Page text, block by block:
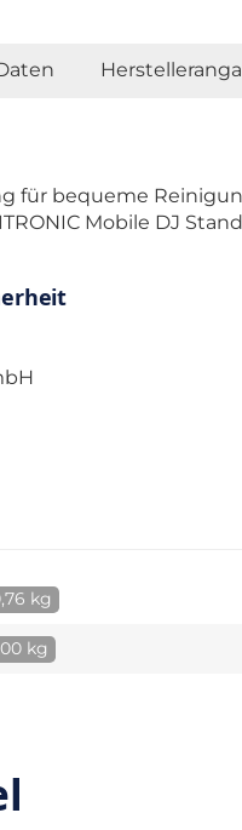
für bequeme
Mobile DJ Stand
kg
kg